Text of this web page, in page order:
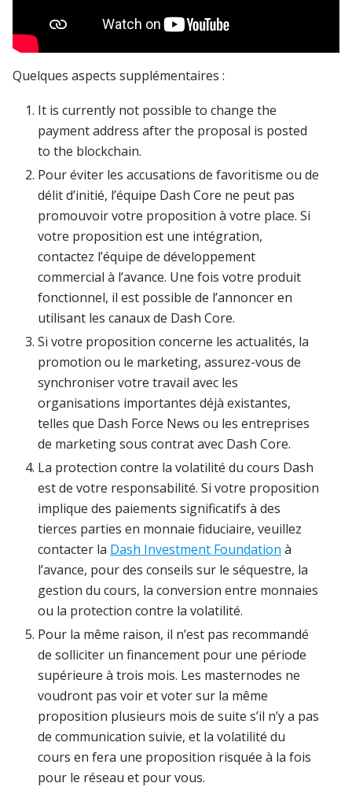
Quelques aspects supplémentaires :
It is currently not possible to change the
payment address after the proposal is posted
to the blockchain.
Pour éviter les accusations de favoritisme ou de
délit d’initié, l’équipe Dash Core ne peut pas
promouvoir votre proposition à votre place. Si
votre proposition est une intégration,
contactez l’équipe de développement
commercial à l’avance. Une fois votre produit
fonctionnel, il est possible de l’annoncer en
utilisant les canaux de Dash Core.
Si votre proposition concerne les actualités, la
promotion ou le marketing, assurez-vous de
synchroniser votre travail avec les
organisations importantes déjà existantes,
telles que Dash Force News ou les entreprises
de marketing sous contrat avec Dash Core.
La protection contre la volatilité du cours Dash
est de votre responsabilité. Si votre proposition
implique des paiements significatifs à des
tierces parties en monnaie fiduciaire, veuillez
contacter la Dash Investment Foundation à
l’avance, pour des conseils sur le séquestre, la
gestion du cours, la conversion entre monnaies
ou la protection contre la volatilité.
Pour la même raison, il n’est pas recommandé
de solliciter un financement pour une période
supérieure à trois mois. Les masternodes ne
voudront pas voir et voter sur la même
proposition plusieurs mois de suite s’il n’y a pas
de communication suivie, et la volatilité du
cours en fera une proposition risquée à la fois
pour le réseau et pour vous.